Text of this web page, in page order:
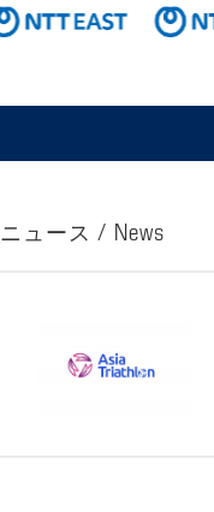
ニュース / News